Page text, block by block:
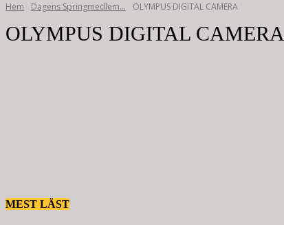
Hem Dagens Springmedlem… OLYMPUS DIGITAL CAMERA
OLYMPUS DIGITAL CAMERA
MEST LÄST